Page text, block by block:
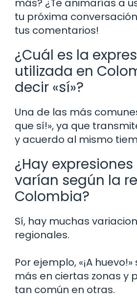
más? ¿Te animarías a
tu próxima
tus comentarios!
¿Cuál es la
utilizada en
decir «sí»?
Una de las más
que sí!», ya que
y acuerdo al mismo
¿Hay
varían según la
Colombia?
Sí, hay muchas
regionales.
Por ejemplo, «¡A
más en ciertas zonas y
tan común en otras.